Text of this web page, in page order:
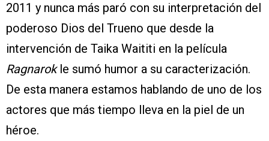
2011 y nunca más paró con su interpretación del
poderoso Dios del Trueno que desde la
intervención de Taika Waititi en la película
Ragnarokle sumó humor a su caracterización.
De esta manera estamos hablando de uno de los
actores que más tiempo lleva en la piel de un
héroe.